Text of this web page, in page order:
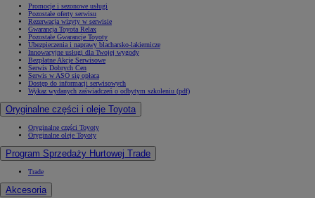
Promocje i sezonowe usługi
Pozostałe oferty serwisu
Rezerwacja wizyty w serwisie
Gwarancja Toyota Relax
Pozostałe Gwarancje Toyoty
Ubezpieczenia i naprawy blacharsko-lakiernicze
Innowacyjne usługi dla Twojej wygody
Bezpłatne Akcje Serwisowe
Serwis Dobrych Cen
Serwis w ASO się opłaca
Dostęp do informacji serwisowych
Wykaz wydanych zaświadczeń o odbytym szkoleniu (pdf)
Oryginalne części i oleje Toyota
Oryginalne części Toyoty
Oryginalne oleje Toyoty
Program Sprzedaży Hurtowej Trade
Trade
Akcesoria